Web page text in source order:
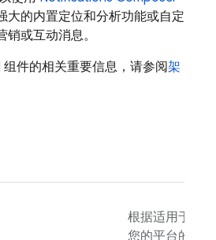
大的内置定位和分析功能或自定
销或互动消息。
组件的相关重要信息，请参阅架
根据适用于
您的平台的